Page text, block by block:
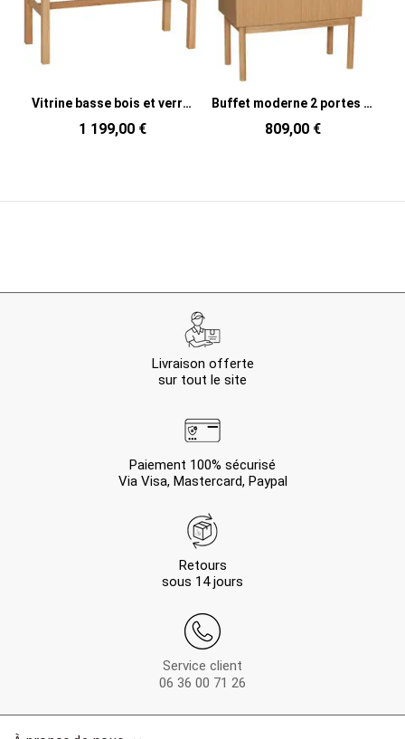
Vitrine basse bois et verre 80 cm Poetic
1 199,00 €
Buffet moderne 2 portes 1 niche en Bois MDF Naturel Placage chêne Ulterior
809,00 €
Livraison offerte
sur tout le site
Paiement 100% sécurisé
Via Visa, Mastercard, Paypal
Retours
sous 14 jours
Service client
06 36 00 71 26